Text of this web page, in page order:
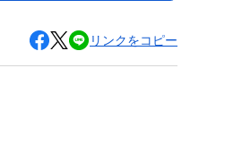
リンクをコピー